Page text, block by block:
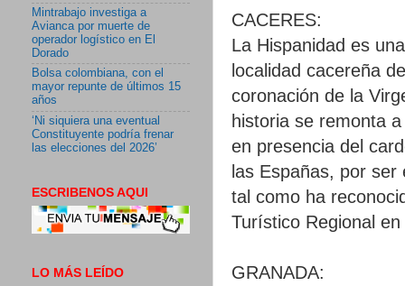
CACERES:
La Hispanidad es
localidad cacereña
coronación de la
historia se remonta
en presencia del
las Españas, por
tal como ha
Turístico Regional
GRANADA:
Mintrabajo investiga a
Avianca por muerte de
operador logístico en El
Dorado
Bolsa colombiana, con el
mayor repunte de últimos 15
años
‘Ni siquiera una eventual
Constituyente podría frenar
las elecciones del 2026’
ESCRIBENOS AQUI
LO MÁS LEÍDO